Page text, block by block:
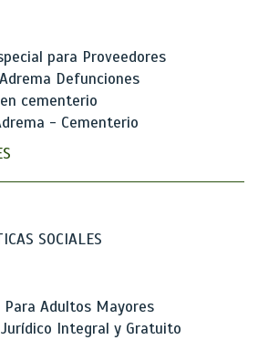
para Proveedores
Defunciones
cementerio
- Cementerio
SOCIALES
Adultos Mayores
Integral y Gratuito